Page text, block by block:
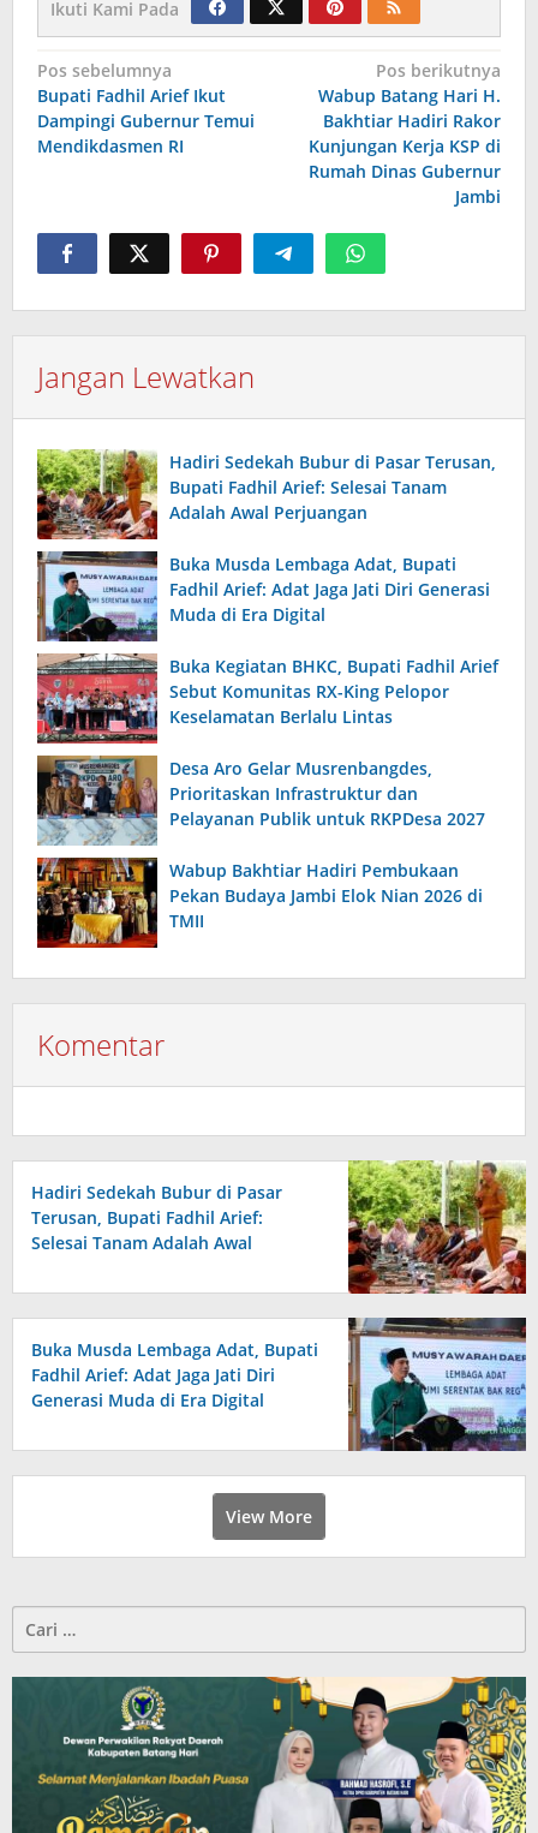
Ikuti Kami Pada
Navigasi
pos
Pos sebelumnya
Bupati Fadhil Arief Ikut
Dampingi Gubernur Temui
Mendikdasmen RI
Pos berikutnya
Wabup Batang Hari H.
Bakhtiar Hadiri Rakor
Kunjungan Kerja KSP di
Rumah Dinas Gubernur
Jambi
Jangan Lewatkan
Hadiri Sedekah Bubur di Pasar Terusan,
Bupati Fadhil Arief: Selesai Tanam
Adalah Awal Perjuangan
Buka Musda Lembaga Adat, Bupati
Fadhil Arief: Adat Jaga Jati Diri Generasi
Muda di Era Digital
Buka Kegiatan BHKC, Bupati Fadhil Arief
Sebut Komunitas RX-King Pelopor
Keselamatan Berlalu Lintas
Desa Aro Gelar Musrenbangdes,
Prioritaskan Infrastruktur dan
Pelayanan Publik untuk RKPDesa 2027
Wabup Bakhtiar Hadiri Pembukaan
Pekan Budaya Jambi Elok Nian 2026 di
TMII
Komentar
Hadiri Sedekah Bubur di Pasar
Terusan, Bupati Fadhil Arief:
Selesai Tanam Adalah Awal
Buka Musda Lembaga Adat, Bupati
Fadhil Arief: Adat Jaga Jati Diri
Generasi Muda di Era Digital
View More
untuk: